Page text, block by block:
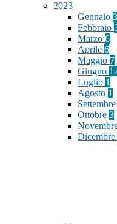
2023
Gennaio 3
Febbraio
Marzo 6
Aprile 6
Maggio 7
Giugno
Luglio 1
Agosto 1
Settembre
Ottobre 3
Dicembre